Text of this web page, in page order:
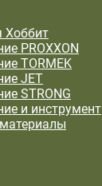
Хоббит
PROXXON
TORMEK
JET
STRONG
и инструмент